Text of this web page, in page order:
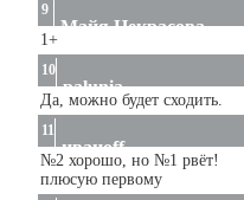
9
Майя Некрасова
1+
10
palunia
Да, можно будет сходить.
11
иванoff
№2 хорошо, но №1 рвёт!
плюсую первому